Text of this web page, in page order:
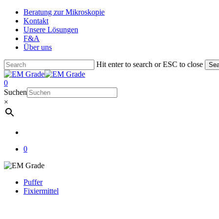
Skip
main
content
Beratung zur Mikroskopie
Kontakt
Unsere Lösungen
F&A
Über uns
Hit enter to search or ESC to close
Close
Search
account
0
Menu
Suchen
×
0
Puffer
Fixiermittel